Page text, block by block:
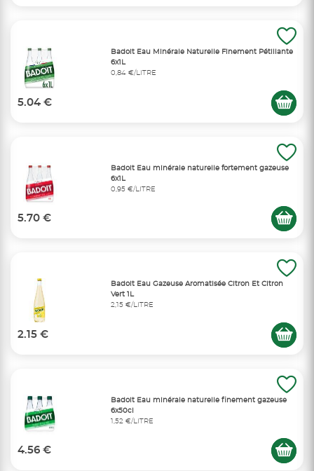
Badoit Eau Minérale Naturelle Finement Pétillante
6x1L
0,84 €/LITRE
5.04 €
Badoit Eau minérale naturelle fortement gazeuse
6x1L
0,95 €/LITRE
5.70 €
Badoit Eau Gazeuse Aromatisée Citron Et Citron
Vert 1L
2,15 €/LITRE
2.15 €
Badoit Eau minérale naturelle finement gazeuse
6x50cl
1,52 €/LITRE
4.56 €